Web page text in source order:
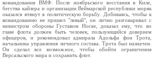
командования ВМФ. После ноябрьского восстания в Киле,
бегства кайзера и организации Веймарской республики моряк
оказался втянут в политическую борьбу. Добиваясь, чтобы к
командованию не пришел "левый", он лично разговаривал с
министром обороны Густавом Носке, доказал ему, что во
главе флота должен быть человек, пользующийся доверием
офицеров, и рекомендовал адмирала Адольфа фон Трота,
начальника управления личного состава. Трота был назначен.
Он сделал все возможное, чтобы обойти ограничения
Версальского мира и сохранить флот.